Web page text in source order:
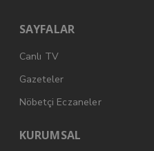
SAYFALAR
Canlı TV
Gazeteler
Nöbetçi Eczaneler
KURUMSAL